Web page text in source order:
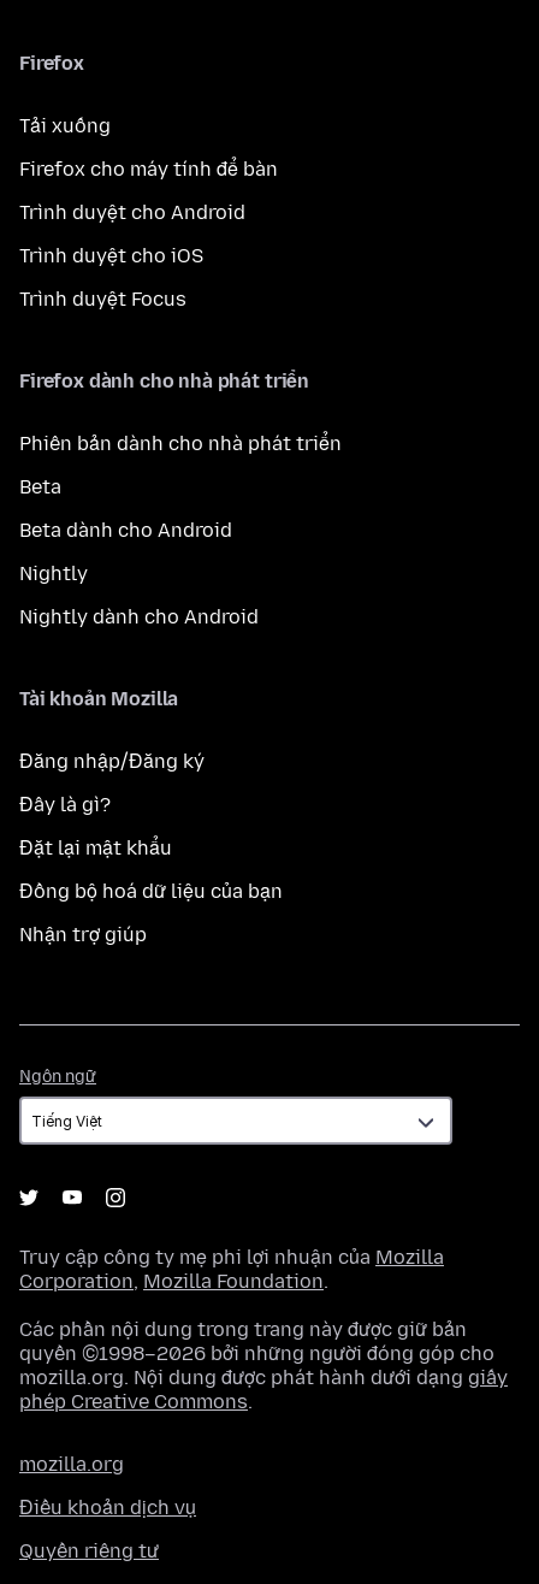
Firefox
Tải xuống
Firefox cho máy tính để bàn
Trình duyệt cho Android
Trình duyệt cho iOS
Trình duyệt Focus
Firefox dành cho nhà phát triển
Phiên bản dành cho nhà phát triển
Beta
Beta dành cho Android
Nightly
Nightly dành cho Android
Tài khoản Mozilla
Đăng nhập/Đăng ký
Đây là gì?
Đặt lại mật khẩu
Đồng bộ hoá dữ liệu của bạn
Nhận trợ giúp
Ngôn ngữ
ngữ
Truy cập công ty mẹ phi lợi nhuận của Mozilla
Corporation, Mozilla Foundation.
Các phần nội dung trong trang này được giữ bản
quyền ©1998–2026 bởi những người đóng góp cho
mozilla.org. Nội dung được phát hành dưới dạng giấy
phép Creative Commons.
mozilla.org
Điều khoản dịch vụ
Quyền riêng tư